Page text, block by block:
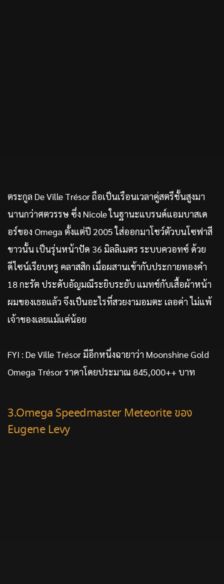
ตระกูล De Ville Trésor ถือเป็นเรือนเวลาคู่สตรีชั้นสูงมา
นานกว่าศตวรรษ ซึ่ง Nicole ในฐานะแบรนด์แอมบาสเด
อร์ของ Omega ตั้งแต่ปี 2005 ใส่ออกมาโชว์ตัวบนโซฟาสี
ขาวนั้น เป็นรุ่นหน้าปัด 36 มิลลิเมตร ระบบควอทซ์ ด้วย
ดีไซน์เรียบหรู คลาสสิก เมื่อผสานเข้ากับประกายทองคำ
18 กะรัต ประดับอัญมณีระยิบระยับ แมทช์กับเสื้อผ้าหน้า
ผมของเธอแล้ว จึงเป็นอะไรที่สวยงามอมตะ เลอค่า ไม่แพ้
เจ้าของเลยแม้แต่น้อย
FYI : De Ville Trésor มีอีกหนึ่งฉายาว่า Moonshine Gold
Omega Trésor ราคาโดยประมาณ 845,000++ บาท
3.Omega Speedmaster Meteorite ของ
Eugene Levy